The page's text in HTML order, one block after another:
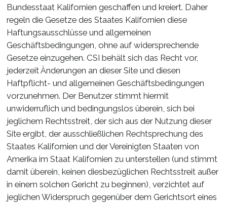
Bundesstaat Kalifornien geschaffen und kreiert. Daher
regeln die Gesetze des Staates Kalifornien diese
Haftungsausschlüsse und allgemeinen
Geschäftsbedingungen, ohne auf widersprechende
Gesetze einzugehen. CSI behält sich das Recht vor,
jederzeit Änderungen an dieser Site und diesen
Haftpflicht- und allgemeinen Geschäftsbedingungen
vorzunehmen. Der Benutzer stimmt hiermit
unwiderruflich und bedingungslos überein, sich bei
jeglichem Rechtsstreit, der sich aus der Nutzung dieser
Site ergibt, der ausschließlichen Rechtsprechung des
Staates Kalifornien und der Vereinigten Staaten von
Amerika im Staat Kalifornien zu unterstellen (und stimmt
damit überein, keinen diesbezüglichen Rechtsstreit außer
in einem solchen Gericht zu beginnen), verzichtet auf
jeglichen Widerspruch gegenüber dem Gerichtsort eines